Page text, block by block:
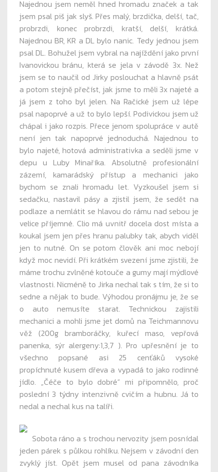
Najednou jsem neměl hned hromadu značek a tak
jsem psal piš jak slyš. Přes malý, brzdička, delší, tač,
probrzdi, konec probrzdi, kratší, delší, krátká.
Najednou BR, KR a DL bylo nanic. Tedy jednou jsem
psal DL. Bohužel jsem vybral na najíždění jako první
Ivanovickou bránu, která se jela v závodě 3x. Než
jsem se to naučil od Jirky poslouchat a hlavně psát
a potom stejně přečíst, jak jsme to měli 3x najeté a
já jsem z toho byl jelen. Na Račické jsem už lépe
psal napoprvé a už to bylo lepší. Podivickou jsem už
chápal i jako rozpis. Přece jenom spolupráce v autě
není jen tak napoprvé jednoduchá. Najednou to
bylo najeté, hotová administrativka a seděli jsme v
depu u Luby Minaříka. Absolutně profesionální
zázemí, kamarádský přístup a mechanici jako
bychom se znali hromadu let. Vyzkoušel jsem si
sedačku, nastavil pásy a zjistil jsem, že sedět na
podlaze a nemlátit se hlavou do rámu nad sebou je
velice příjemné. Clio má uvnitř docela dost místa a
koukal jsem jen přes hranu palubky tak, abych viděl
jen to nutné. On se potom člověk ani moc nebojí
když moc nevidí. Při krátkém svezení jsme zjistili, že
máme trochu zvlněné kotouče a gumy mají mýdlové
vlastnosti. Nicméně to Jirka nechal tak s tím, že si to
sedne a nějak to bude. Výhodou pronájmu je, že se
o auto nemusíte starat. Technickou zajistili
mechanici a mohli jsme jet domů na Teichmannovu
věž (200g bramboráčky, kuřecí maso, vepřová
panenka, sýr alergeny:1,3,7 ). Pro upřesnění je to
všechno popsané asi 25 cenťáků vysoké
propíchnuté kusem dřeva a vypadá to jako rodinné
jídlo. „Čéče to bylo dobré“ mi připomnělo, proč
poslední 3 týdny intenzivně cvičím a hubnu. Já to
nedal a nechal kus na talíři.
Sobota ráno a s trochou nervozity jsem posnídal
jeden párek s půlkou rohlíku. Nejsem v závodní den
zvyklý jíst. Opět jsem musel od pana závodníka